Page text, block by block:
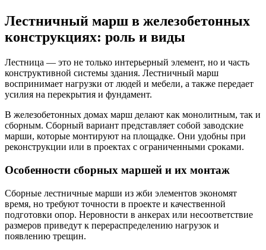
Лестничный марш в железобетонных
конструкциях: роль и виды
Лестница — это не только интерьерный элемент, но и часть
конструктивной системы здания. Лестничный марш
воспринимает нагрузки от людей и мебели, а также передает
усилия на перекрытия и фундамент.
В железобетонных домах марш делают как монолитным, так и
сборным. Сборный вариант представляет собой заводские
марши, которые монтируют на площадке. Они удобны при
реконструкции или в проектах с ограниченными сроками.
Особенности сборных маршей и их монтаж
Сборные лестничные марши из жби элементов экономят
время, но требуют точности в проекте и качественной
подготовки опор. Неровности в анкерах или несоответствие
размеров приведут к перераспределению нагрузок и
появлению трещин.